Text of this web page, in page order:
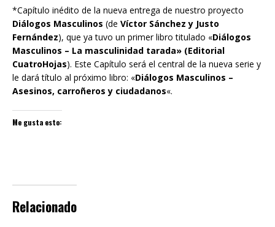
*Capítulo inédito de la nueva entrega de nuestro proyecto
Diálogos Masculinos (de Víctor Sánchez y Justo
Fernández), que ya tuvo un primer libro titulado «Diálogos
Masculinos – La masculinidad tarada» (Editorial
CuatroHojas). Este Capítulo será el central de la nueva serie y
le dará título al próximo libro: «Diálogos Masculinos –
Asesinos, carroñeros y ciudadanos«.
Me gusta esto:
Relacionado